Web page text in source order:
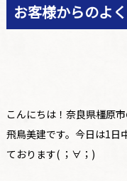
お客様からのよ
こんにちは！奈良県橿原
飛鳥美建です。今日は1日
ております( ；∀；)